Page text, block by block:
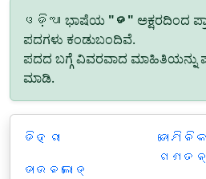
ଓଡ଼ିଆ ಭಾಷೆಯ "ଡ" ಅಕ್ಷರದಿಂದ
ಪದಗಳು ಕಂಡುಬಂದಿವೆ.
ಪದದ ಬಗ್ಗೆ ವಿವರವಾದ
ಮಾಡಿ.
ଡିହରୀ
ଡାଉନଲୋଡ୍